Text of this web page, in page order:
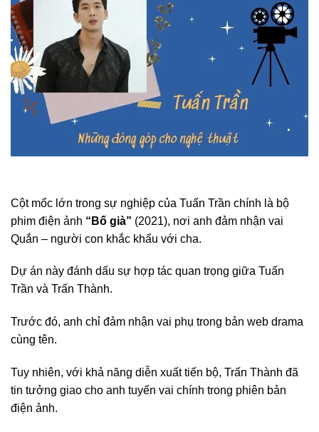
Cột mốc lớn trong sự nghiệp của Tuấn Trần chính là bộ
phim điện ảnh “Bố già” (2021), nơi anh đảm nhận vai
Quắn – người con khắc khẩu với cha.
Dự án này đánh dấu sự hợp tác quan trọng giữa Tuấn
Trần và Trấn Thành.
Trước đó, anh chỉ đảm nhận vai phụ trong bản web drama
cùng tên.
Tuy nhiên, với khả năng diễn xuất tiến bộ, Trấn Thành đã
tin tưởng giao cho anh tuyến vai chính trong phiên bản
điện ảnh.